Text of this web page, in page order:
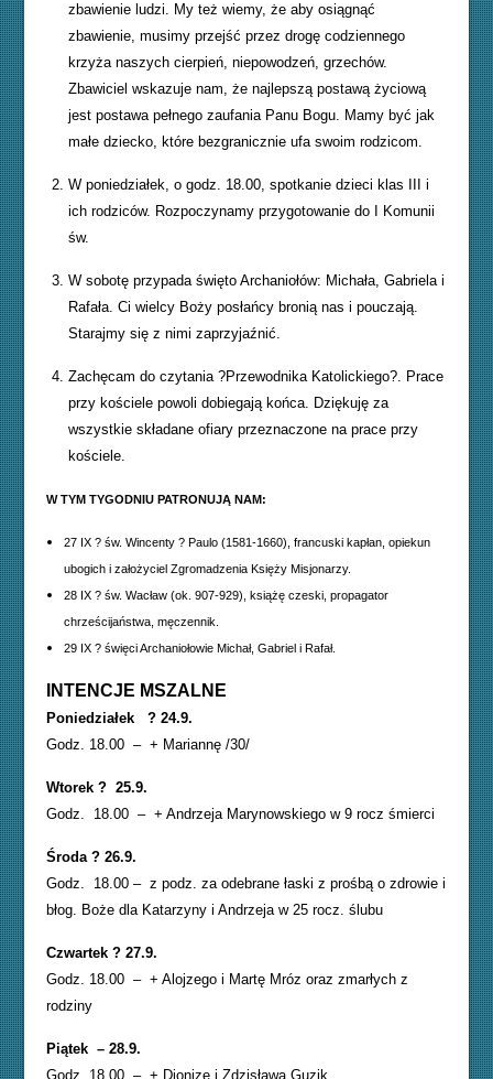
zbawienie ludzi. My też wiemy, że aby osiągnąć
zbawienie, musimy przejść przez drogę codziennego
krzyża naszych cierpień, niepowodzeń, grzechów.
Zbawiciel wskazuje nam, że najlepszą postawą życiową
jest postawa pełnego zaufania Panu Bogu. Mamy być jak
małe dziecko, które bezgranicznie ufa swoim rodzicom.
W poniedziałek, o godz. 18.00, spotkanie dzieci klas III i
ich rodziców. Rozpoczynamy przygotowanie do I Komunii
św.
W sobotę przypada święto Archaniołów: Michała, Gabriela i
Rafała. Ci wielcy Boży posłańcy bronią nas i pouczają.
Starajmy się z nimi zaprzyjaźnić.
Zachęcam do czytania ?Przewodnika Katolickiego?. Prace
przy kościele powoli dobiegają końca. Dziękuję za
wszystkie składane ofiary przeznaczone na prace przy
kościele.
W TYM TYGODNIU PATRONUJĄ NAM:
27 IX ? św. Wincenty ? Paulo (1581-1660), francuski kapłan, opiekun
ubogich i założyciel Zgromadzenia Księży Misjonarzy.
28 IX ? św. Wacław (ok. 907-929), książę czeski, propagator
chrześcijaństwa, męczennik.
29 IX ? święci Archaniołowie Michał, Gabriel i Rafał.
INTENCJE MSZALNE
Poniedziałek ? 24.9.
Godz. 18.00 – + Mariannę /30/
Wtorek ? 25.9.
Godz. 18.00 – + Andrzeja Marynowskiego w 9 rocz śmierci
Środa ? 26.9.
Godz. 18.00 – z podz. za odebrane łaski z prośbą o zdrowie i
błog. Boże dla Katarzyny i Andrzeja w 25 rocz. ślubu
Czwartek ? 27.9.
Godz. 18.00 – + Alojzego i Martę Mróz oraz zmarłych z
rodziny
Piątek – 28.9.
Godz. 18.00 – + Dionizę i Zdzisława Guzik